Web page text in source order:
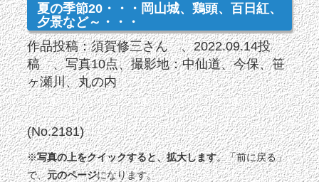
夏の季節20・・・岡山城、鶏頭、百日紅、
夕景など～・・・
作品投稿：須賀修三さん 、2022.09.14投
稿 、写真10点、撮影地：中仙道、今保、笹
ヶ瀬川、丸の内
(No.2181)
※写真の上をクイックすると、拡大します。「前に戻る」
で、元のページになります。